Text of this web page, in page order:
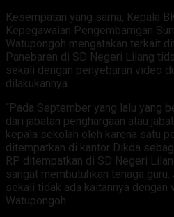
Kesempatan yang sama, Kepala
Kepegawaian Pengembamgan
Watupongoh mengatakan terkait
Panebaren di SD Negeri Lilang
sekali dengan penyebaran video
dilakukannya.
“Pada September yang lalu yang
dari jabatan penghargaan atau
kepala sekolah oleh karena satu
ditempatkan di kantor Dikda
RP ditempatkan di SD Negeri
sangat membutuhkan tenaga
sekali tidak ada kaitannya dengan
Watupongoh.